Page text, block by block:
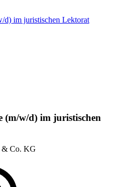
d) im juristischen Lektorat
(m/w/d) im juristischen
& Co. KG